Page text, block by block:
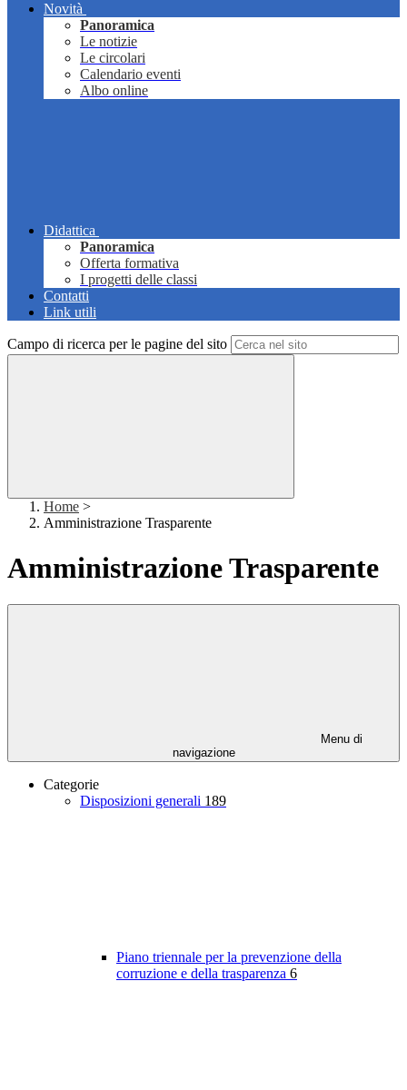
Novità
Panoramica
Le notizie
Le circolari
Calendario eventi
Albo online
Didattica
Panoramica
Offerta formativa
I progetti delle classi
Contatti
Link utili
Campo di ricerca per le pagine del sito
Home >
Amministrazione Trasparente
Amministrazione Trasparente
Menu di
navigazione
Categorie
Disposizioni generali 189
Piano triennale per la prevenzione della
corruzione e della trasparenza 6